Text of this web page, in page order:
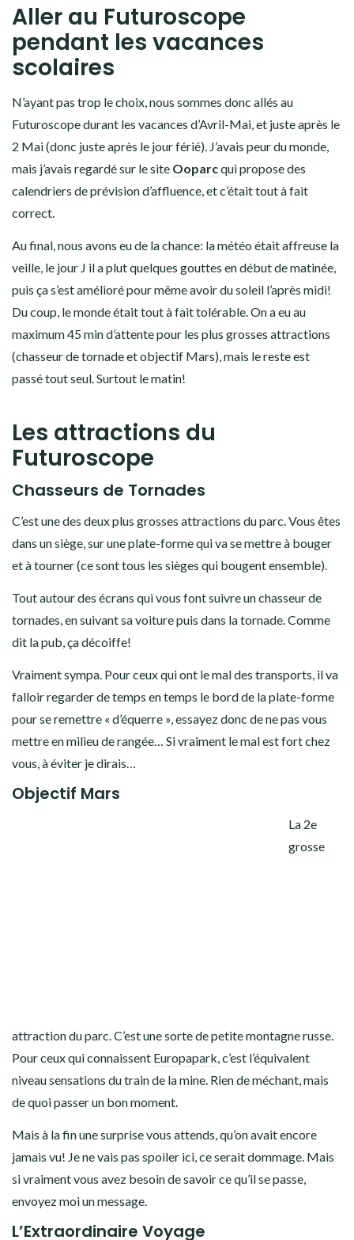
Aller au Futuroscope
pendant les vacances
scolaires
N’ayant pas trop le choix, nous sommes donc allés au
Futuroscope durant les vacances d’Avril-Mai, et juste après le
2 Mai (donc juste après le jour férié). J’avais peur du monde,
mais j’avais regardé sur le site Ooparcqui propose des
calendriers de prévision d’affluence, et c’était tout à fait
correct.
Au final, nous avons eu de la chance: la météo était affreuse la
veille, le jour J il a plut quelques gouttes en début de matinée,
puis ça s’est amélioré pour même avoir du soleil l’après midi!
Du coup, le monde était tout à fait tolérable. On a eu au
maximum 45 min d’attente pour les plus grosses attractions
(chasseur de tornade et objectif Mars), mais le reste est
passé tout seul. Surtout le matin!
Les attractions du
Futuroscope
Chasseurs de Tornades
C’est une des deux plus grosses attractions du parc. Vous êtes
dans un siège, sur une plate-forme qui va se mettre à bouger
et à tourner (ce sont tous les sièges qui bougent ensemble).
Tout autour des écrans qui vous font suivre un chasseur de
tornades, en suivant sa voiture puis dans la tornade. Comme
dit la pub, ça décoiffe!
Vraiment sympa. Pour ceux qui ont le mal des transports, il va
falloir regarder de temps en temps le bord de la plate-forme
pour se remettre « d’équerre », essayez donc de ne pas vous
mettre en milieu de rangée… Si vraiment le mal est fort chez
vous, à éviter je dirais…
Objectif Mars
La 2e
grosse
attraction du parc. C’est une sorte de petite montagne russe.
Pour ceux qui connaissent Europapark, c’est l’équivalent
niveau sensations du train de la mine. Rien de méchant, mais
de quoi passer un bon moment.
Mais à la fin une surprise vous attends, qu’on avait encore
jamais vu! Je ne vais pas spoiler ici, ce serait dommage. Mais
si vraiment vous avez besoin de savoir ce qu’il se passe,
envoyez moi un message.
L’Extraordinaire Voyage